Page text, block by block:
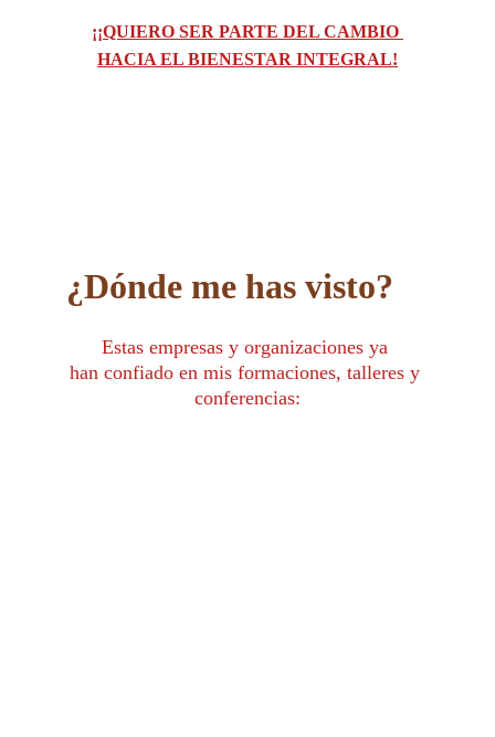
¡¡QUIERO SER PARTE DEL CAMBIO
HACIA EL BIENESTAR INTEGRAL!
Estas empresas y organizaciones ya
han confiado en mis formaciones, talleres y
conferencias:
¿Dónde me has visto?